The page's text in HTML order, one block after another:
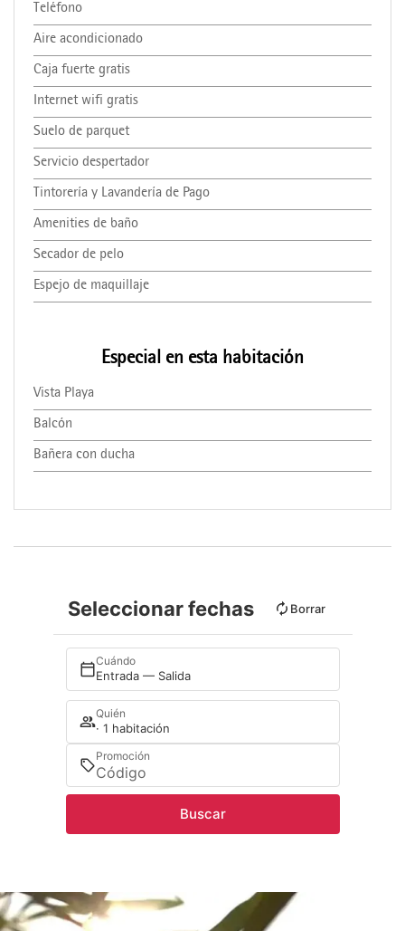
Teléfono
Aire acondicionado
Caja fuerte gratis
Internet wifi gratis
Suelo de parquet
Servicio despertador
Tintorería y Lavandería de Pago
Amenities de baño
Secador de pelo
Espejo de maquillaje
Especial en esta habitación
Vista Playa
Balcón
Bañera con ducha
Seleccionar fechas Borrar
Cuándo
Entrada — Salida
Quién
· 1 habitación
Promoción
Buscar